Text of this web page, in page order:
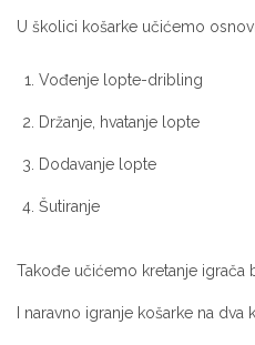
U školici košarke učićemo
Vođenje lopte-dribling
Držanje, hvatanje lopte
Dodavanje lopte
Šutiranje
Takođe učićemo kretanje igrača
I naravno igranje košarke na dva